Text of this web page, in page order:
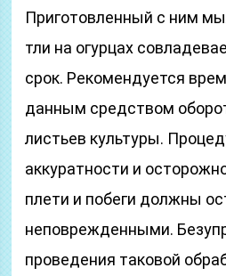
Приготовленный с ним
тли на огурцах
срок. Рекомендуется
данным средством
листьев культуры.
аккуратности и
плети и побеги должны
неповрежденными.
проведения таковой